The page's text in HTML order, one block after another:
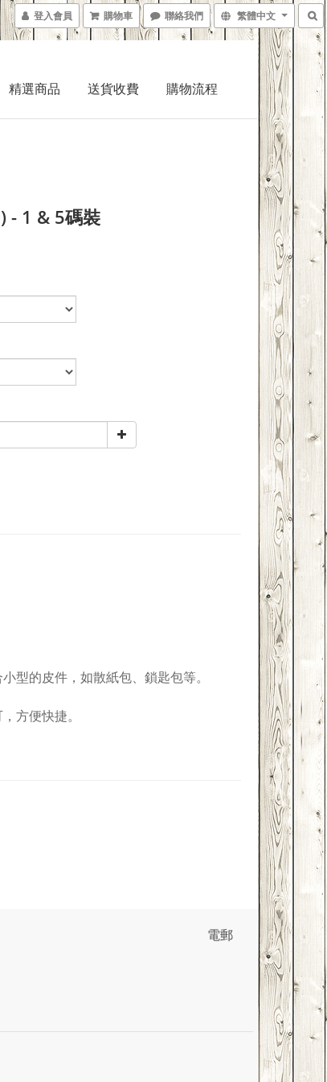
登入會員 購物車 聯絡我們 繁體中文
精選商品 送貨收費 購物流程
- 1 & 5碼裝
型的皮件，如散紙包、鎖匙包等。
方便快捷。
電郵